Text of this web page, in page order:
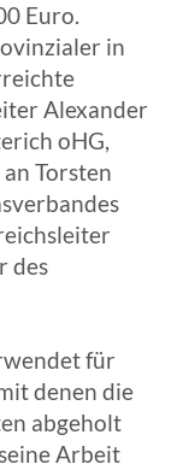
Euro.
in
Alexander
oHG,
Torsten
des
für
denen die
abgeholt
Arbeit